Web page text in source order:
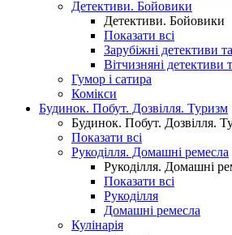
Детективи. Бойовики
Детективи. Бойовики
Показати всі
Зарубіжні детективи
Вітчизняні детективи
Гумор і сатира
Комікси
Будинок. Побут. Дозвілля. Туризм
Будинок. Побут. Дозвілля.
Показати всі
Рукоділля. Домашні ремесла
Рукоділля. Домашні
Показати всі
Рукоділля
Домашні ремесла
Кулінарія